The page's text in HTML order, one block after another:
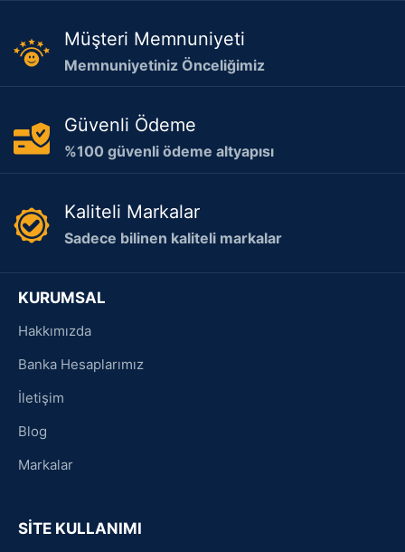
Müşteri Memnuniyeti
Memnuniyetiniz Önceliğimiz
Güvenli Ödeme
%100 güvenli ödeme altyapısı
Kaliteli Markalar
Sadece bilinen kaliteli markalar
KURUMSAL
Hakkımızda
Banka Hesaplarımız
İletişim
Blog
Markalar
SİTE KULLANIMI